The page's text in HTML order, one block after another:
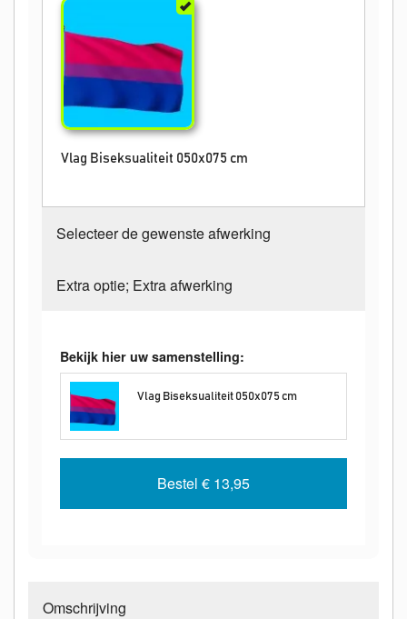
Vlag Biseksualiteit 050x075 cm
Selecteer de gewenste afwerking
Extra optie; Extra afwerking
Bekijk hier uw samenstelling:
Vlag Biseksualiteit 050x075 cm
Bestel € 13,95
Omschrijving